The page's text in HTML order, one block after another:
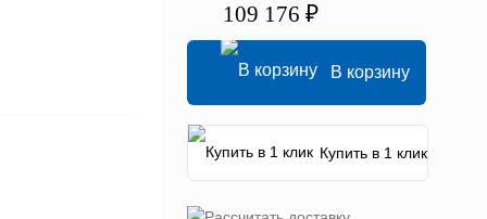
109 176 ₽
В корзину
Купить в 1 клик